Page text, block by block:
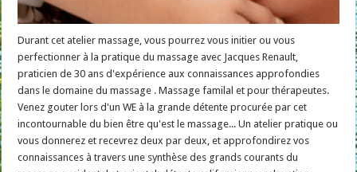
Durant cet atelier massage, vous pourrez vous initier ou vous
perfectionner à la pratique du massage avec Jacques Renault,
praticien de 30 ans d'expérience aux connaissances approfondies
dans le domaine du massage . Massage familal et pour thérapeutes.
Venez gouter lors d'un WE à la grande détente procurée par cet
incontournable du bien être qu'est le massage... Un atelier pratique ou
vous donnerez et recevrez deux par deux, et approfondirez vos
connaissances à travers une synthèse des grands courants du